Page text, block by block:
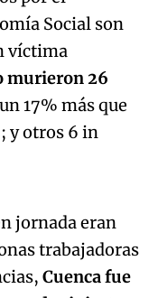
Social son
víctima
murieron 26
17% más que
y otros 6 in
jornada eran
trabajadoras
Cuenca fue